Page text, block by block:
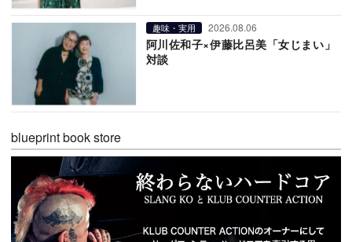
趣味・実用 2026.08.06
阿川佐和子×伊藤比呂美「女じまい」
対談
blueprint book store